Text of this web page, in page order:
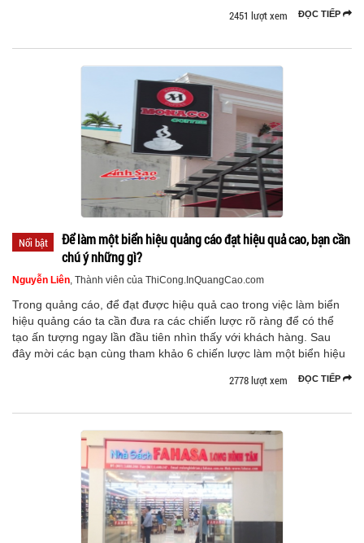
ĐỌC TIẾP
2451 lượt xem
Nổi bật
Để làm một biển hiệu quảng cáo đạt hiệu quả cao, bạn cần
chú ý những gì?
Nguyễn Liên, Thành viên của ThiCong.InQuangCao.com
Trong quảng cáo, để đạt được hiệu quả cao trong việc làm biển
hiệu quảng cáo ta cần đưa ra các chiến lược rõ ràng để có thể
tạo ấn tượng ngay lần đầu tiên nhìn thấy với khách hàng. Sau
đây mời các bạn cùng tham khảo 6 chiến lược làm một biển hiệu
ĐỌC TIẾP
2778 lượt xem